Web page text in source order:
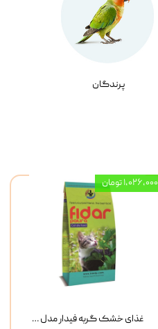
پرندگان
غذای خشک گربه فیدار مدل Adult وزن 10 کیلوگرم
۱,۰۲۶,۰۰۰ تومان